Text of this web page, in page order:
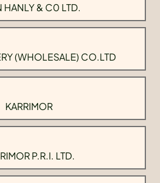
HANLY & C0 LTD.
(WHOLESALE) CO.LTD
KARRIMOR
P.R.I. LTD.